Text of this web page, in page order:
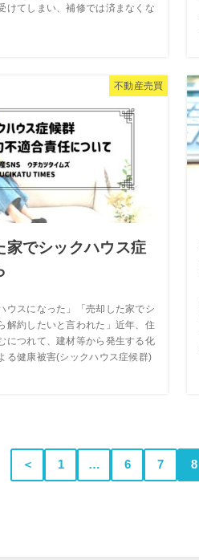
けてしまい、補修では済まなくな
不動産売買
家でシックハウス症
ウスになった」「売却した家でシ
解約したいと言われた」近年、住
につれて、建材等から発生する化
る健康被害(シックハウス症候群)
＜ 1 … 6 7 8